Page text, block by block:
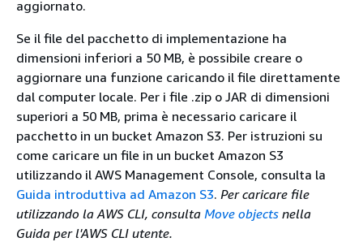
aggiornato.
Se il file del pacchetto di implementazione ha
dimensioni inferiori a 50 MB, è possibile creare o
aggiornare una funzione caricando il file direttamente
dal computer locale. Per i file .zip o JAR di dimensioni
superiori a 50 MB, prima è necessario caricare il
pacchetto in un bucket Amazon S3. Per istruzioni su
come caricare un file in un bucket Amazon S3
utilizzando il AWS Management Console, consulta la
Guida introduttiva ad Amazon S3. Per caricare file
utilizzando la AWS CLI, consulta Move objects nella
Guida per l'AWS CLI utente.